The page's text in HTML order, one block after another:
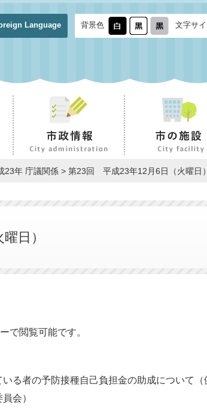
Language 背景色 文字サ
23年 庁議関係 > 第23回 平成23年12月6日（火曜日）
日）
で閲覧可能です。
る者の予防接種自己負担金の助成について（
会）